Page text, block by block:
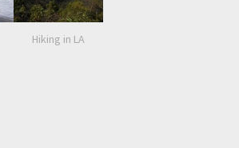
Hiking in LA